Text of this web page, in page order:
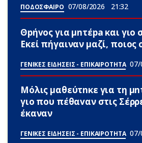
ΠΟΔΟΣΦΑΙΡΟ 07/08/2026 21:32
Θpήvος για μnτέpa και γιο
Εκεί πήγαιναν μαζί, ποιος
ΓΕΝΙΚΕΣ ΕΙΔΗΣΕΙΣ - ΕΠΙΚΑΙΡΟΤΗΤΑ 07/
Μόλις μαθεύτnκε για τη
γιo που πέθαvαν στις
έκαναν
ΓΕΝΙΚΕΣ ΕΙΔΗΣΕΙΣ - ΕΠΙΚΑΙΡΟΤΗΤΑ 07/